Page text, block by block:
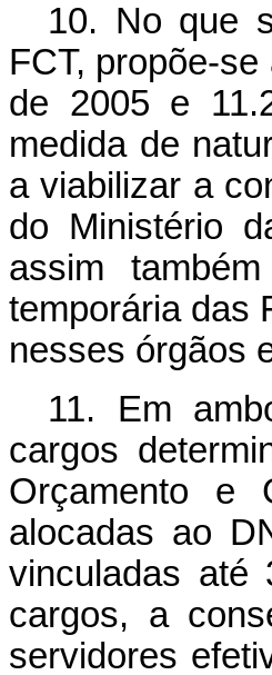
10. No que
FCT, propõe-
de 2005 e
medida de
a viabilizar a
do Ministério
assim
temporária das
nesses órgãos
11. Em
cargos
Orçamento e
alocadas ao
vinculadas até
cargos, a
servidores